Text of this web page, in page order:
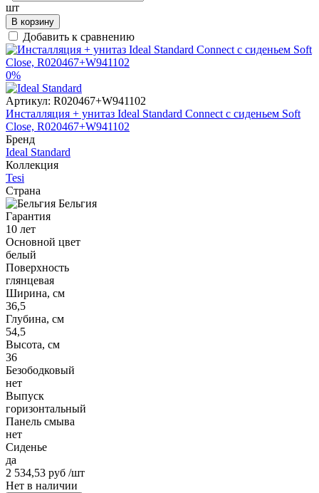
шт
В корзину
Добавить к сравнению
0%
Артикул: R020467+W941102
Инсталляция + унитаз Ideal Standard Connect с сиденьем Soft
Close, R020467+W941102
Бренд
Ideal Standard
Коллекция
Tesi
Страна
Бельгия
Гарантия
10 лет
Основной цвет
белый
Поверхность
глянцевая
Ширина, см
36,5
Глубина, см
54,5
Высота, см
36
Безободковый
нет
Выпуск
горизонтальный
Панель смыва
нет
Сиденье
да
2 534,53 руб /шт
Нет в наличии